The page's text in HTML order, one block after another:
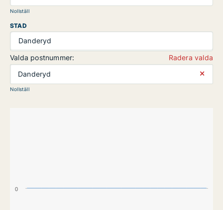
Nollställ
STAD
Danderyd
Valda postnummer:
Radera valda
Danderyd
⨯
Nollställ
0